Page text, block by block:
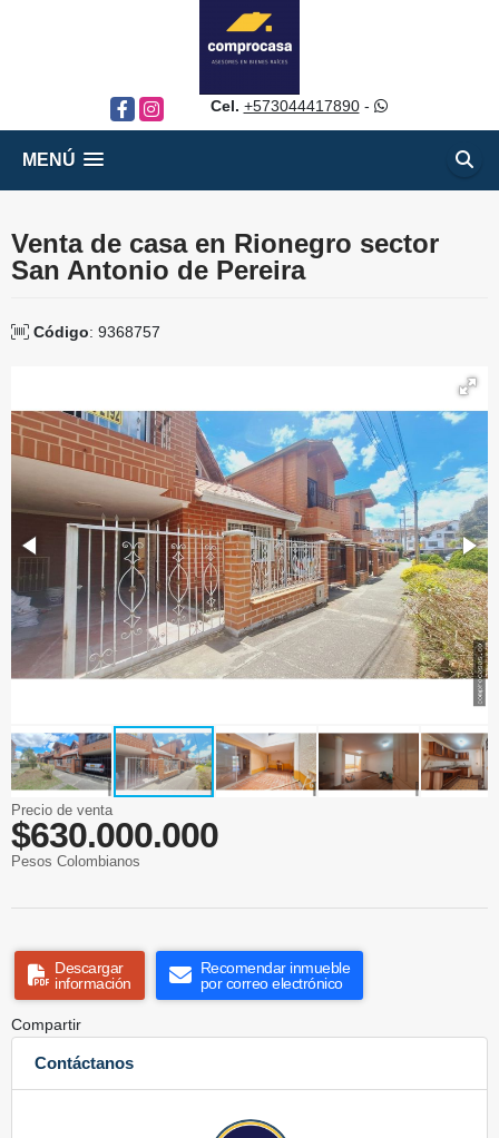
FacebookInstagram Cel. +573044417890-
MENÚ
Venta de casa en Rionegro sector
San Antonio de Pereira
Código: 9368757
Precio de venta
$630.000.000
Pesos Colombianos
Descargar
información
Recomendar inmueble
por correo electrónico
Compartir
Contáctanos